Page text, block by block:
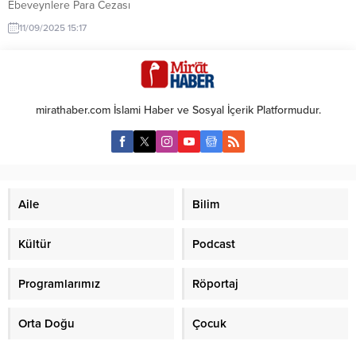
Ebeveynlere Para Cezası
İspanya’da hükümet, gençler
arasındaki tütün ve elektronik
yeni bir düzenlemeyi gündemine
aldı. Tasarıya göre, 18 yaşından
küçük çocukların sigara veya
elektronik sigara içmesi
durumunda ebeveynler doğrudan
sorumlu tutulacak ve 100 ile 600
11/09/2025 15:17
mirathaber.com İslami Haber ve Sosyal İçerik Platformudur.
Aile Bilim
Kültür Podcast
Programlarımız Röportaj
Orta Doğu Çocuk